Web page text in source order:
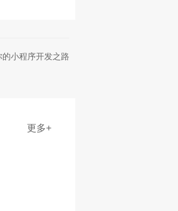
小程序开发之路
更多+